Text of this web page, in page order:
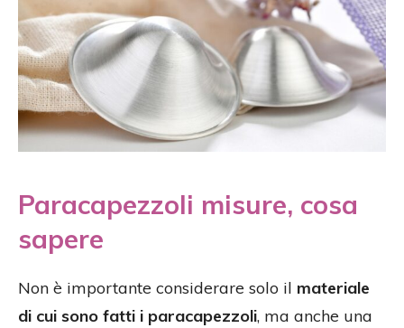
Paracapezzoli misure, cosa
sapere
Non è importante considerare solo il materiale
di cui sono fatti i paracapezzoli, ma anche una